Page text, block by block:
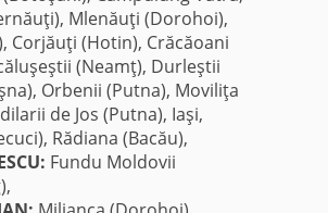
Mlenăuţi (Dorohoi),
Corjăuţi (Hotin), Crăcăoani
(Neamţ), Durleştii
Orbenii (Putna), Moviliţa
de Jos (Putna), Iaşi,
Rădiana (Bacău),
Fundu Moldovii